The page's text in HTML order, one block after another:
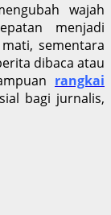
wajah
menjadi
sementara
dibaca atau
rangkai
bagi jurnalis,